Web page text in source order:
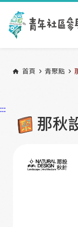
跳到主要內容區塊
首頁 青聚點
:::
那秋